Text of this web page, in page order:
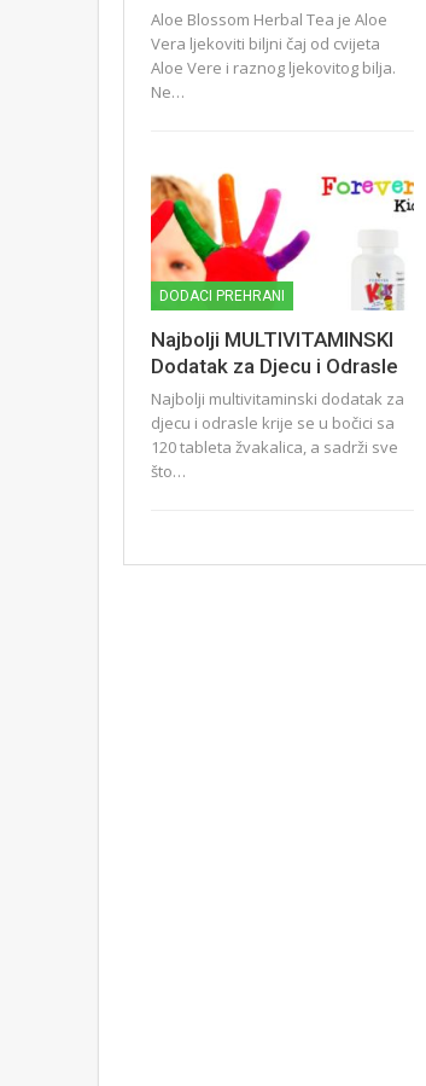
Aloe Blossom Herbal Tea je Aloe
Vera ljekoviti biljni čaj od cvijeta
Aloe Vere i raznog ljekovitog bilja.
Ne…
DODACI PREHRANI
Najbolji MULTIVITAMINSKI
Dodatak za Djecu i Odrasle
Najbolji multivitaminski dodatak za
djecu i odrasle krije se u bočici sa
120 tableta žvakalica, a sadrži sve
što…